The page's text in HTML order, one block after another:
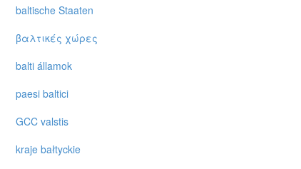
baltische Staaten
βαλτικές χώρες
balti államok
paesi baltici
GCC valstis
kraje bałtyckie